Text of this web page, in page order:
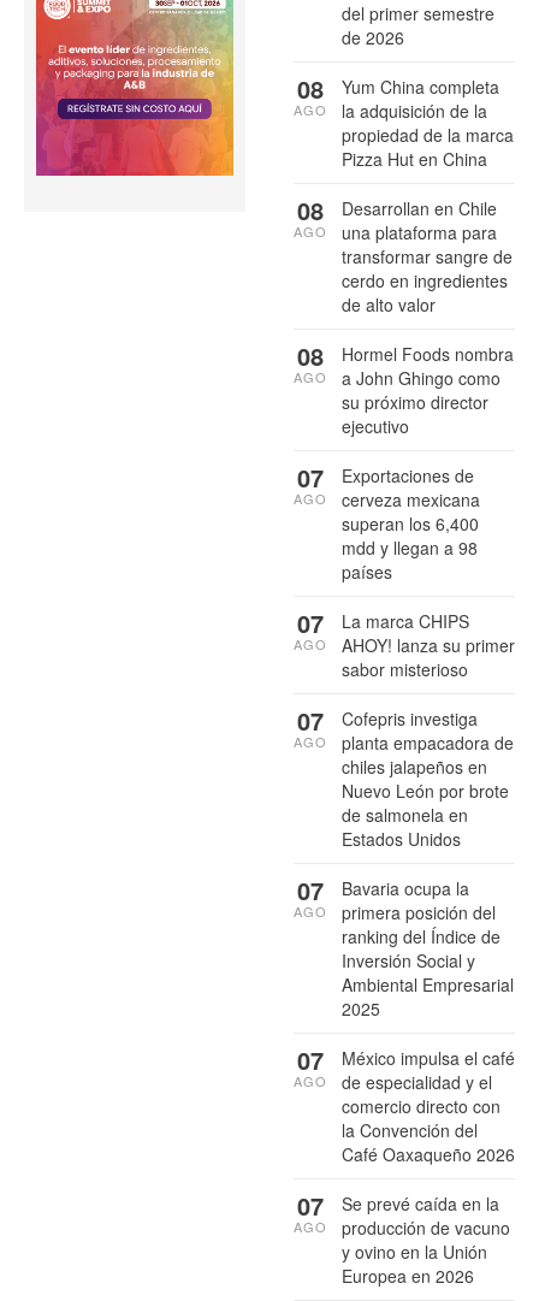
del primer semestre
de 2026
Yum China completa
la adquisición de la
propiedad de la marca
Pizza Hut en China
08
AGO
Desarrollan en Chile
una plataforma para
transformar sangre de
cerdo en ingredientes
de alto valor
08
AGO
Hormel Foods nombra
a John Ghingo como
su próximo director
ejecutivo
08
AGO
Exportaciones de
cerveza mexicana
superan los 6,400
mdd y llegan a 98
países
07
AGO
La marca CHIPS
AHOY! lanza su primer
sabor misterioso
07
AGO
Cofepris investiga
planta empacadora de
chiles jalapeños en
Nuevo León por brote
de salmonela en
Estados Unidos
07
AGO
Bavaria ocupa la
primera posición del
ranking del Índice de
Inversión Social y
Ambiental Empresarial
2025
07
AGO
México impulsa el café
de especialidad y el
comercio directo con
la Convención del
Café Oaxaqueño 2026
07
AGO
Se prevé caída en la
producción de vacuno
y ovino en la Unión
Europea en 2026
07
AGO